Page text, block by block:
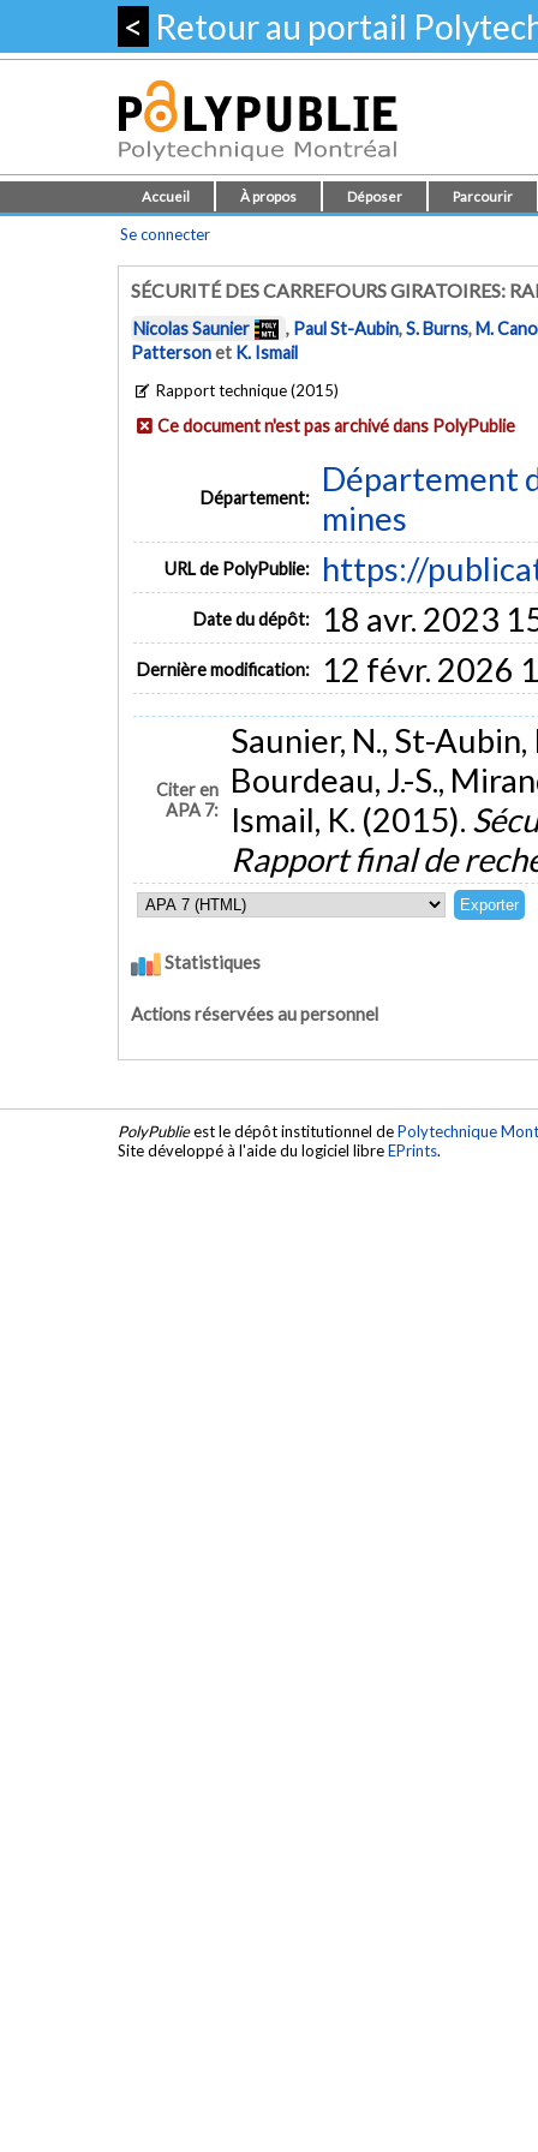
< Retour au portail
Accueil À propos Déposer Parcourir
Se connecter
SÉCURITÉ DES CARREFOURS GIRATOIRES:
Nicolas Saunier , Paul St-Aubin,S. Burns,M.
Pattersonet K. Ismail
Rapport technique (2015)
Ce document n'est pas archivé dans PolyPublie
Département:
Département
mines
URL de PolyPublie: https://
Date du dépôt: 18 avr. 2023
Dernière modification: 12 févr. 2026
Citer en
APA 7:
Saunier, N., St-Aubin,
Bourdeau, J.-S.,
Ismail, K. (2015).
Rapport final de
Statistiques
Actions réservées au personnel
PolyPublieest le dépôt institutionnel dePolytechnique
Site développé à l'aide du logiciel libreEPrints.